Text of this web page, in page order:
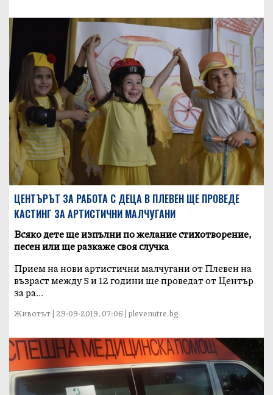
ЦЕНТЪРЪТ ЗА РАБОТА С ДЕЦА В ПЛЕВЕН ЩЕ ПРОВЕДЕ
КАСТИНГ ЗА АРТИСТИЧНИ МАЛЧУГАНИ
Всяко дете ще изпълни по желание стихотворение,
песен или ще разкаже своя случка
Прием на нови артистични малчугани от Плевен на
възраст между 5 и 12 години ще проведат от Център
за ра...
Животът | 29-09-2019, 07:06 | plevenutre.bg